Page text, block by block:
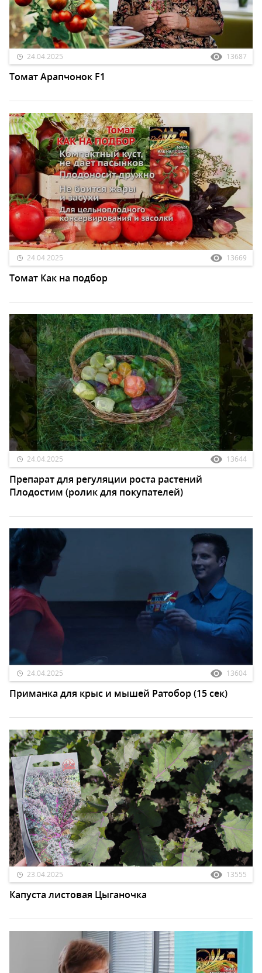
24.04.2025 13687
Томат Арапчонок F1
24.04.2025 13669
Томат Как на подбор
24.04.2025 13644
Препарат для регуляции роста растений
Плодостим (ролик для покупателей)
24.04.2025 13604
Приманка для крыс и мышей Ратобор (15 сек)
23.04.2025 13555
Капуста листовая Цыганочка